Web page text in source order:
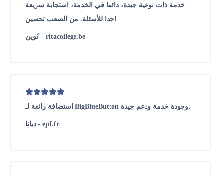
خدمة ذات نوعية جيدة، دائما في الخدمة، استجابة سريعة
جدا للأسئلة. من الصعب تحسين!
كوين - ritacollege.be
استضافة رائعة لـ BigBlueButton وجودة خدمة ودعم جيدة.
ديانا - epf.fr